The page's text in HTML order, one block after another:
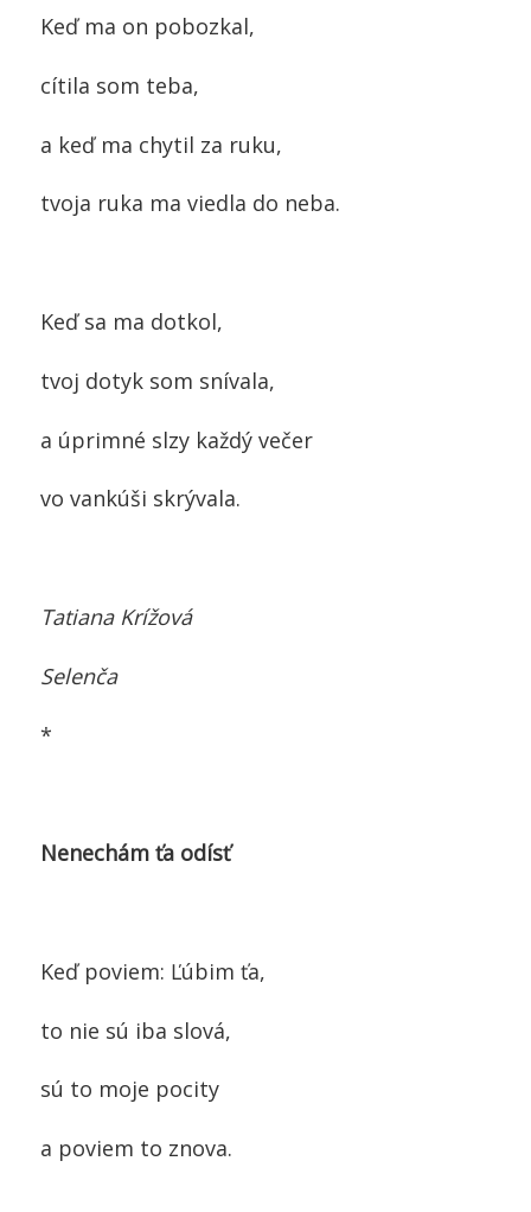
Keď ma on pobozkal,
cítila som teba,
a keď ma chytil za ruku,
tvoja ruka ma viedla do neba.
Keď sa ma dotkol,
tvoj dotyk som snívala,
a úprimné slzy každý večer
vo vankúši skrývala.
Tatiana Krížová
Selenča
*
Nenechám ťa odísť
Keď poviem: Ľúbim ťa,
to nie sú iba slová,
sú to moje pocity
a poviem to znova.